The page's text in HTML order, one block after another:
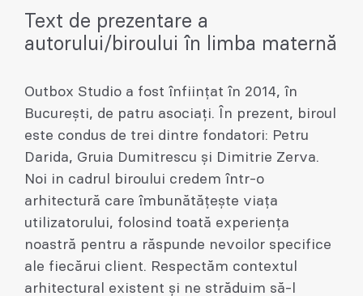
Text de prezentare a
autorului/biroului în limba maternă
Outbox Studio a fost înființat în 2014, în
București, de patru asociați. În prezent, biroul
este condus de trei dintre fondatori: Petru
Darida, Gruia Dumitrescu și Dimitrie Zerva.
Noi in cadrul biroului credem într-o
arhitectură care îmbunătățește viața
utilizatorului, folosind toată experiența
noastră pentru a răspunde nevoilor specifice
ale fiecărui client. Respectăm contextul
arhitectural existent și ne străduim să-l